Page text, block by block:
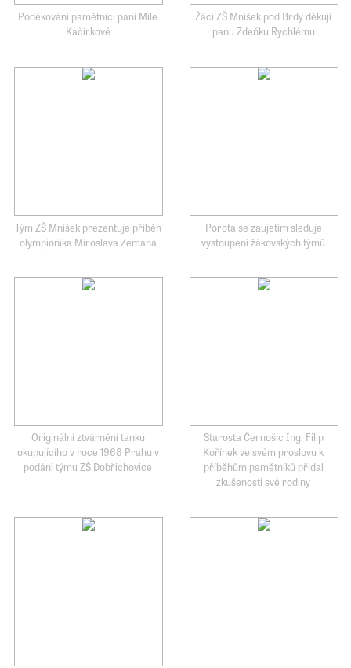
Poděkování pamětnici paní Míle
Kačírkové
Žáci ZŠ Mníšek pod Brdy děkují
panu Zdeňku Rychlému
Tým ZŠ Mníšek prezentuje příběh
olympionika Miroslava Zemana
Porota se zaujetím sleduje
vystoupení žákovských týmů
Originální ztvárnění tanku
okupujícího v roce 1968 Prahu v
podání týmu ZŠ Dobřichovice
Starosta Černošic Ing. Filip
Kořínek ve svém proslovu k
příběhům pamětníků přidal
zkušenosti své rodiny